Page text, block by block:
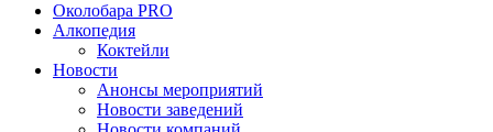
Околобара PRO
Алкопедия
Коктейли
Новости
Анонсы мероприятий
Новости заведений